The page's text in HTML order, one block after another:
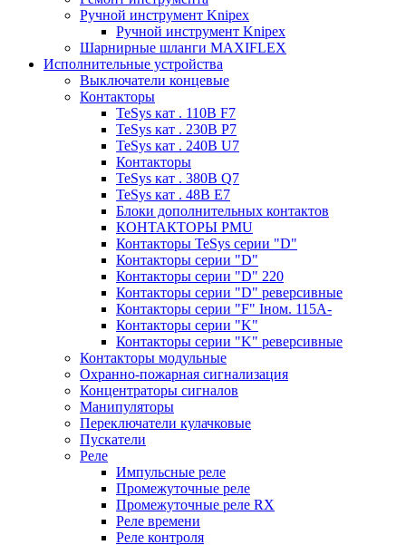
Ручной инструмент Knipex
Ручной инструмент Knipex
Шарнирные шланги MAXIFLEX
Исполнительные устройства
Выключатели концевые
Контакторы
TeSys кат . 110В F7
TeSys кат . 230В P7
TeSys кат . 240В U7
Контакторы
TeSys кат . 380В Q7
TeSys кат . 48В E7
Блоки дополнительных контактов
КОНТАКТОРЫ PMU
Контакторы TeSys серии "D"
Контакторы серии "D"
Контакторы серии "D" 220
Контакторы серии "D" реверсивные
Контакторы серии "F" Iном. 115А-
Контакторы серии "K"
Контакторы серии "K" реверсивные
Контакторы модульные
Охранно-пожарная сигнализация
Концентраторы сигналов
Манипуляторы
Переключатели кулачковые
Пускатели
Реле
Импульсные реле
Промежуточные реле
Промежуточные реле RX
Реле времени
Реле контроля